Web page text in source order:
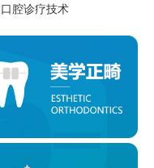
腔诊疗技术